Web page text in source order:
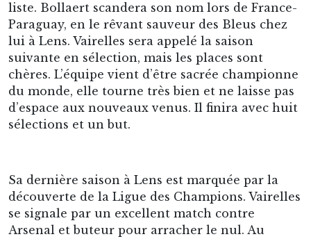
liste. Bollaert scandera son nom lors de France-
Paraguay, en le rêvant sauveur des Bleus chez
lui à Lens. Vairelles sera appelé la saison
suivante en sélection, mais les places sont
chères. L’équipe vient d’être sacrée championne
du monde, elle tourne très bien et ne laisse pas
d’espace aux nouveaux venus. Il finira avec huit
sélections et un but.
Sa dernière saison à Lens est marquée par la
découverte de la Ligue des Champions. Vairelles
se signale par un excellent match contre
Arsenal et buteur pour arracher le nul. Au